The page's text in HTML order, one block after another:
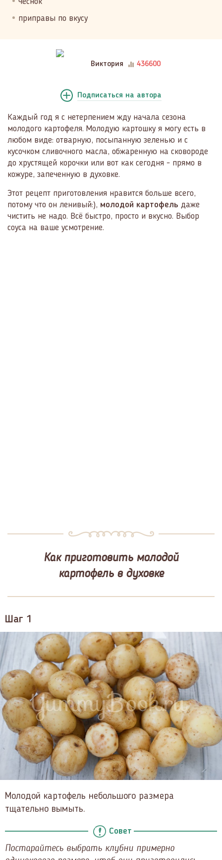
приправы по вкусу
Виктория 436600
Подписаться на автора
Каждый год я с нетерпением жду начала сезона
молодого картофеля. Молодую картошку я могу есть в
любом виде: отварную, посыпанную зеленью и с
кусочком сливочного масла, обжаренную на сковороде
до хрустящей корочки или вот как сегодня - прямо в
кожуре, запеченную в духовке.
Этот рецепт приготовления нравится больше всего,
потому что он ленивый:), молодой картофель даже
чистить не надо. Всё быстро, просто и вкусно. Выбор
соуса на ваше усмотрение.
Как приготовить молодой
картофель в духовке
Шаг 1
Молодой картофель небольшого размера
тщательно вымыть.
Совет
Постарайтесь выбрать клубни примерно